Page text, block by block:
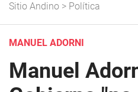
Sitio Andino > Política
MANUEL ADORNI
Manuel